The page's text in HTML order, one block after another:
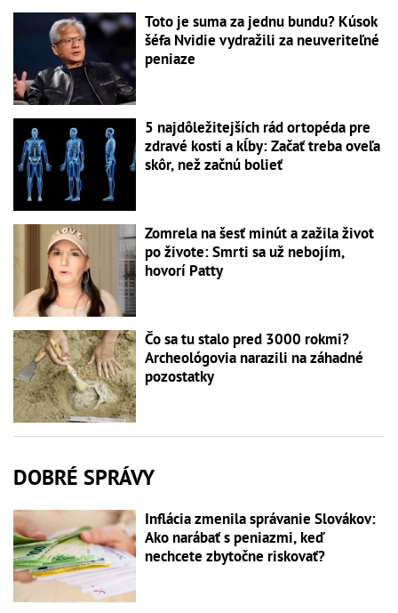
Toto je suma za jednu bundu? Kúsok
šéfa Nvidie vydražili za neuveriteľné
peniaze
5 najdôležitejších rád ortopéda pre
zdravé kosti a kĺby: Začať treba oveľa
skôr, než začnú bolieť
Zomrela na šesť minút a zažila život
po živote: Smrti sa už nebojím,
hovorí Patty
Čo sa tu stalo pred 3000 rokmi?
Archeológovia narazili na záhadné
pozostatky
DOBRÉ SPRÁVY
Inflácia zmenila správanie Slovákov:
Ako narábať s peniazmi, keď
nechcete zbytočne riskovať?